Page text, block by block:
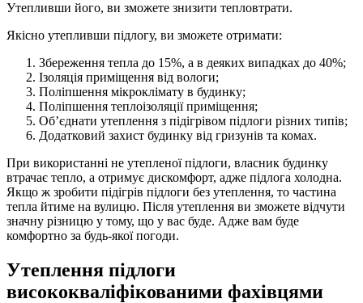
Утепливши його, ви зможете знизити тепловтрати.
Якісно утепливши підлогу, ви зможете отримати:
Збереження тепла до 15%, а в деяких випадках до 40%;
Ізоляція приміщення від вологи;
Поліпшення мікроклімату в будинку;
Поліпшення теплоізоляції приміщення;
Об’єднати утеплення з підігрівом підлоги різних типів;
Додатковий захист будинку від гризунів та комах.
При використанні не утепленої підлоги, власник будинку
втрачає тепло, а отримує дискомфорт, адже підлога холодна.
Якщо ж зробити підігрів підлоги без утеплення, то частина
тепла йтиме на вулицю. Після утеплення ви зможете відчути
значну різницю у тому, що у вас буде. Адже вам буде
комфортно за будь-якої погоди.
Утеплення підлоги
висококваліфікованими фахівцями